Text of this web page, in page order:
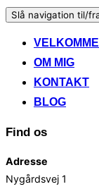
Slå navigation til/
OM MIG
KONTAKT
BLOG
Find os
Adresse
Nygårdsvej 1